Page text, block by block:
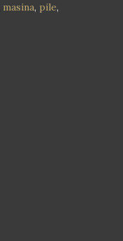
masina, pile,